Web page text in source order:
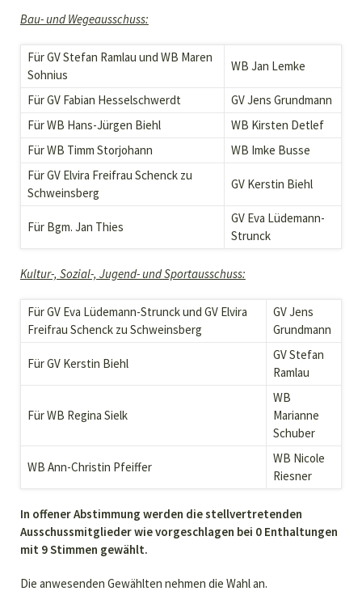
Bau- und Wegeausschuss:
Für GV Stefan Ramlau und WB Maren
Sohnius
WB Jan Lemke
Für GV Fabian Hesselschwerdt
GV Jens Grundmann
Für WB Hans-Jürgen Biehl
WB Kirsten Detlef
Für WB Timm Storjohann
WB Imke Busse
Für GV Elvira Freifrau Schenck zu
Schweinsberg
GV Kerstin Biehl
Für Bgm. Jan Thies
GV Eva Lüdemann-
Strunck
Kultur-, Sozial-, Jugend- und Sportausschuss:
Für GV Eva Lüdemann-Strunck und GV Elvira
Freifrau Schenck zu Schweinsberg
GV Jens
Grundmann
Für GV Kerstin Biehl
GV Stefan
Ramlau
Für WB Regina Sielk
WB
Marianne
Schuber
WB Ann-Christin Pfeiffer
WB Nicole
Riesner
In offener Abstimmung werden die stellvertretenden
Ausschussmitglieder wie vorgeschlagen bei 0 Enthaltungen
mit 9 Stimmen gewählt.
Die anwesenden Gewählten nehmen die Wahl an.